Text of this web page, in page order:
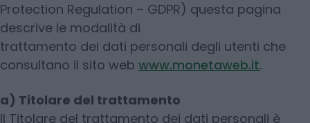
Protection Regulation – GDPR) questa pagina
descrive le modalità di
trattamento dei dati personali degli utenti che
consultano il sito web www.monetaweb.it.
a) Titolare del trattamento
Il Titolare del trattamento dei dati personali è